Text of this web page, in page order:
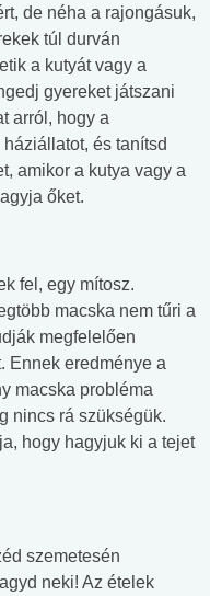
de néha a rajongásuk,
túl durván
a kutyát vagy a
gyereket játszani
arról, hogy a
és tanítsd
amikor a kutya vagy a
őket.
fel, egy mítosz.
macska nem tűri a
megfelelően
Ennek eredménye a
macska probléma
nincs rá szükségük.
hogy hagyjuk ki a tejet
szemetesén
neki! Az ételek